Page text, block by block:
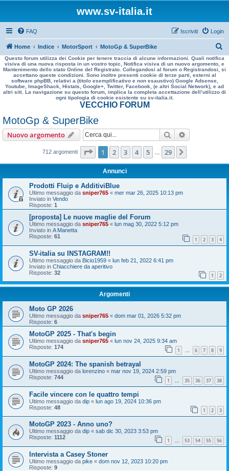
www.sv-italia.it
FAQ Login
Iscriviti
Home Indice MotorSport MotoGp & SuperBike
e
r
a
Questo forum utilizza dei Cookie per tenere traccia di alcune informazioni. Quali notifica
visiva di una nuova risposta in un vostro topic, Notifica visiva di un nuovo argomento, e
Mantenimento dello stato Online del Registrato. Collegandosi al forum o Registrandosi, si
accettano queste condizioni. Sono inoltre presenti cookie di terze parti, esterni al
software phpBB, relativi a (titolo esemplificativo e non esaustivo) Google Adsense,
Youtube, ImageShack, Histats, Google+, Twitter, Facebook, (e altri Social Network), e ad
altri siti. La navigazione su questo forum, implica la completa accettazione dell’utilizzo di
ogni tipologia di cookie esistente su sv-italia.it.
VECCHIO FORUM
MotoGp & SuperBike
Nuovo argomento Cerca
712 argomenti Pagina di 29
1 2 3 4 5 29
Annunci
Prodotti Fluip e AdditiviBlue
Ultimo messaggio da sniper765 « mer mar 26, 2025 10:13 pm
Inviato in Vendo
Risposte: 1
[proposta] Le nuove maglie del Forum
Ultimo messaggio da sniper765 « lun mag 30, 2022 5:12 pm
Inviato in A Manetta
Risposte: 61 1 2 3 4
SV-italia su INSTAGRAM!!
Ultimo messaggio da Bicio1959 « lun feb 21, 2022 6:41 pm
Inviato in Chiacchiere da aperitivo
Risposte: 32 1 2
Argomenti
Moto GP 2026
Ultimo messaggio da sniper765 « dom mar 01, 2026 5:32 pm
Risposte: 6
MotoGP 2025 - That's begin
Ultimo messaggio da sniper765 « lun nov 24, 2025 9:34 am
Risposte: 174 1 … 6 7 8 9
MotoGP 2024: The spanish betrayal
Ultimo messaggio da lorenzino « mar nov 19, 2024 2:59 pm
Risposte: 744 1 … 35 36 37 38
Facile vincere con le quattro tempi
Ultimo messaggio da dip « lun ago 19, 2024 10:36 pm
Risposte: 48 1 2 3
MotoGP 2023 - Anno uno?
Ultimo messaggio da dip « sab dic 30, 2023 3:53 pm
Risposte: 1112 1 … 53 54 55 56
Intervista a Casey Stoner
Ultimo messaggio da pike « dom nov 12, 2023 10:20 pm
Risposte: 9